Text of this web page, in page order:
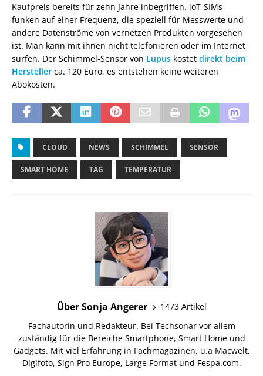
Kaufpreis bereits für zehn Jahre inbegriffen. ioT-SIMs
funken auf einer Frequenz, die speziell für Messwerte und
andere Datenströme von vernetzen Produkten vorgesehen
ist. Man kann mit ihnen nicht telefonieren oder im Internet
surfen. Der Schimmel-Sensor von Lupus kostet direkt beim
Hersteller ca. 120 Euro, es entstehen keine weiteren
Abokosten.
CLOUD NEWS SCHIMMEL SENSOR
SMART HOME TAG TEMPERATUR
Über Sonja Angerer
1473 Artikel
Fachautorin und Redakteur. Bei Techsonar vor allem
zuständig für die Bereiche Smartphone, Smart Home und
Gadgets. Mit viel Erfahrung in Fachmagazinen, u.a Macwelt,
Digifoto, Sign Pro Europe, Large Format und Fespa.com.